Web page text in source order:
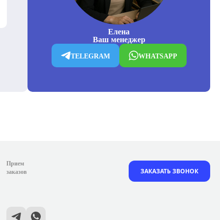
Елена
Ваш менеджер
TELEGRAM WHATSAPP
Прием
заказов
ЗАКАЗАТЬ ЗВОНОК